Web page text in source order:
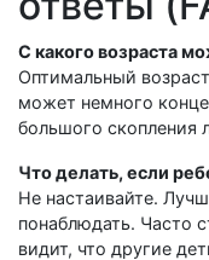
С какого возраста
Оптимальный
может немного
большого скопления
Что делать, если
Не настаивайте.
понаблюдать. Часто
видит, что другие